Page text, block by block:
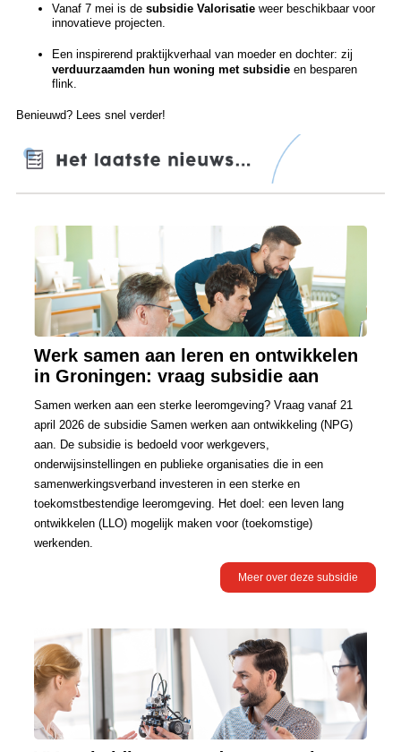
Vanaf 7 mei is de subsidie Valorisatie weer beschikbaar voor
innovatieve projecten.
Een inspirerend praktijkverhaal van moeder en dochter: zij
verduurzaamden hun woning met subsidie en besparen
flink.
Benieuwd? Lees snel verder!
Werk samen aan leren en ontwikkelen
in Groningen: vraag subsidie aan
Samen werken aan een sterke leeromgeving? Vraag vanaf 21
april 2026 de subsidie Samen werken aan ontwikkeling (NPG)
aan. De subsidie is bedoeld voor werkgevers,
onderwijsinstellingen en publieke organisaties die in een
samenwerkingsverband investeren in een sterke en
toekomstbestendige leeromgeving. Het doel: een leven lang
ontwikkelen (LLO) mogelijk maken voor (toekomstige)
werkenden.
Meer over deze subsidie